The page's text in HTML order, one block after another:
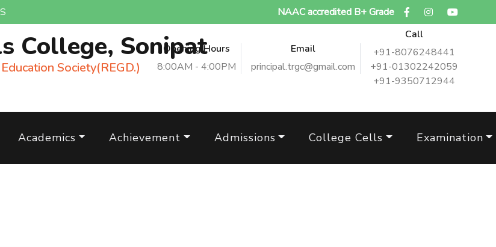
NAAC accredited B+ Grade
College, Sonipat
Society(REGD.)
Opening Hours
8:00AM - 4:00PM
Email
principal.trgc@gmail.com
Call
+91-8076248441
+91-01302242059
+91-9350712944
Academics Achievement Admissions College Cells Examination